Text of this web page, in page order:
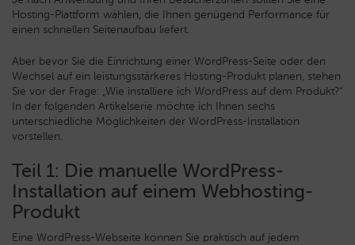
Hosting-Plattform wählen, die Ihnen genügend Performance für
einen schnellen Seitenaufbau liefert.
Aber bevor Sie die Einrichtung einer WordPress-Seite oder den
Wechsel auf ein leistungsstärkeres Hosting-Produkt planen, stehen
Sie vor der Frage: „Wie installiere ich WordPress auf dem Produkt?“
In der folgenden Artikelserie möchte ich Ihnen sechs
unterschiedliche Möglichkeiten der WordPress-Installation
vorstellen.
Teil 1: Die manuelle WordPress-
Installation auf einem Webhosting-
Produkt
Eine WordPress-Webseite können Sie praktisch auf jedem